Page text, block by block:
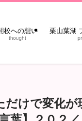
校への想い
thought
栗山葉湖
だけで変化